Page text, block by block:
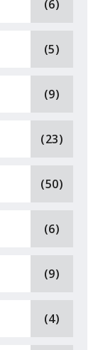
(6)
(5)
(9)
(23)
(50)
(6)
(9)
(4)